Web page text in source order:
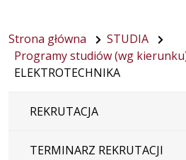
Strona główna
STUDIA
Programy studiów (wg
ELEKTROTECHNIKA
REKRUTACJA
TERMINARZ REKRUTACJI